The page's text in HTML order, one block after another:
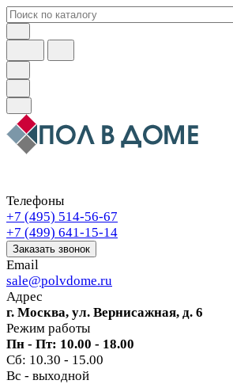
Телефоны
+7 (495) 514-56-67
+7 (499) 641-15-14
Заказать звонок
Email
sale@polvdome.ru
Адрес
г. Москва, ул. Вернисажная, д. 6
Режим работы
Пн - Пт: 10.00 - 18.00
Сб: 10.30 - 15.00
Вс - выходной